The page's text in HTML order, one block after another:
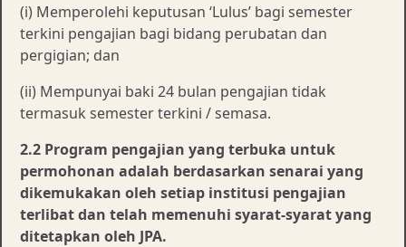
(i) Memperolehi keputusan ‘Lulus’ bagi semester
terkini pengajian bagi bidang perubatan dan
pergigian; dan
(ii) Mempunyai baki 24 bulan pengajian tidak
termasuk semester terkini / semasa.
2.2 Program pengajian yang terbuka untuk
permohonan adalah berdasarkan senarai yang
dikemukakan oleh setiap institusi pengajian
terlibat dan telah memenuhi syarat-syarat yang
ditetapkan oleh JPA.